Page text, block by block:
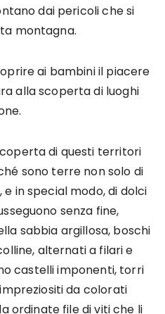
dai pericoli che si
montagna.
ai bambini il piacere
alla scoperta di luoghi
di questi territori
sono terre non solo di
in special modo, di dolci
senza fine,
sabbia argillosa, boschi
alternati a filari e
castelli imponenti, torri
da colorati
ordinate file di viti che li